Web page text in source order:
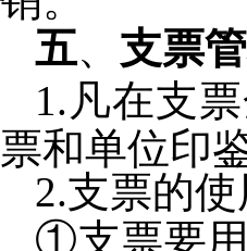
五、 支票
1. 凡在支
票和单位印
2.支票的使
①支票要